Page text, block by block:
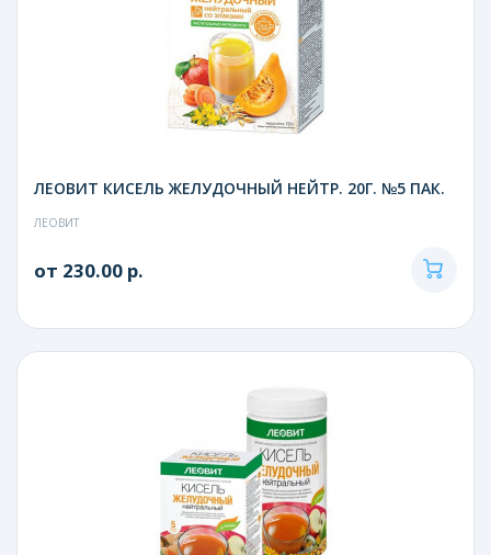
ЛЕОВИТ КИСЕЛЬ ЖЕЛУДОЧНЫЙ НЕЙТР. 20Г. №5 ПАК.
ЛЕОВИТ
от 230.00 р.